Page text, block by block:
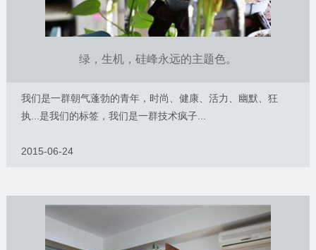
绿，生机，硅峰永远的主题色。
我们是一群朝气蓬勃的青年，时尚、健康、活力、幽默、狂
执...是我们的标签，我们是一群技术疯子...
2015-06-24